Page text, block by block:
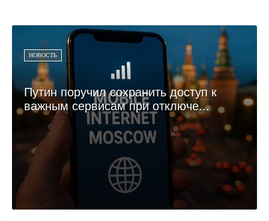
НОВОСТЬ
Путин поручил сохранить доступ к
важным сервисам при отключе...